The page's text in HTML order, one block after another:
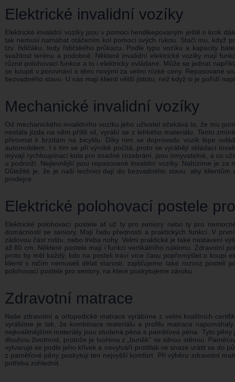
Elektrické invalidní vozíky
Elektrické invalidní vozíky jsou v pomoci hendikepovaným ještě o krok
tak nemusí namáhat otáčením kol pomocí svých rukou. Stačí mu, když
tzv. řidičáku, tedy řidičského průkazu. Podle typu vozíku a kapacity
svažitost terénu a podobně. Některé invalidní elektrické vozíky mají
různé polohovací funkce a to i elektricky ovládané. Může se jednat
se koupit v porovnání s těmi novými za velmi nízké ceny. Repasované
bezvadného stavu. U nás mají klienti větší jistotu, než když si je pořídí
Mechanické invalidní vozíky
Od mechanického invalidního vozíku jeho uživatel očekává to, že mu
nestála jízda na něm příliš sil, vyrábí se z lehkého materiálu. Tento
přirovnat k brzdám na bicyklu. Díky nim se doprovodu vozík lépe
automobilem. I s tím se při výrobě počítá, proto se vyrábějí skládací
mývají rychloupínací kola pro snadné rozebrání, jsou omyvatelné, a co
u podnoží. Nejlevnější jsou repasované invalidní vozíky. Nabízíme je
Důležité je, že je naši technici dají do bezvadného stavu, aby
prodejce.
Elektrické polohovací postele
Elektrické polohovací postele ať už ty pro seniory nebo ty pro
domácností se seniory. Mají řadu předností a praktických funkcí. V
zádovou část roštu, nebo třeba nohy. Velmi praktické je také nastavení
až 80 cm. Některé postele mají i funkci vertikálního náklonu. Zdravotní
proto by měl každý, kdo na posteli tráví více času popřemýšlet o koupi
klienti s ničím nemuseli dělat starosti, zajišťujeme také rozvoz postelí
polohovací postele pro seniory, na které poskytujeme záruku.
Zdravotní matrace
Naše zdravotní a ortopedické matrace vyrábíme z velmi kvalitních
vyrábíme je tak, že kombinace materiálu a profilu matrace
nejkvalitnějšími materiály jsou studená pěna a paměťová pěna. Tyto
dlouhou životnost, protože je tvořena z „buněk“ se silnou stěnou.
vytvaruje se podle jeho křivek a nevytváří protitlak ve snaze vrátit se do
z paměťové pěny poskytují ten nejvyšší komfort. Při výběru zdravotní
potřeba zohlednit.